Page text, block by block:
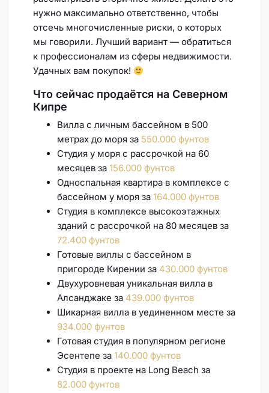
нужно максимально ответственно, чтобы
отсечь многочисленные риски, о которых
мы говорили. Лучший вариант — обратиться
к профессионалам из сферы недвижимости.
Удачных вам покупок!
Что сейчас продаётся на Северном
Кипре
Вилла с личным бассейном в 500
метрах до моря за 550.000 фунтов
Студия у моря с рассрочкой на 60
месяцев за 156.000 фунтов
Односпальная квартира в комплексе с
бассейном у моря за 164.000 фунтов
Студия в комплексе высокоэтажных
зданий с рассрочкой на 80 месяцев за
72.400 фунтов
Готовые виллы с бассейном в
пригороде Кирении за 430.000 фунтов
Двухуровневая уникальная вилла в
Алсанджаке за 439.000 фунтов
Шикарная вилла в уединенном месте за
934.000 фунтов
Готовая студия в популярном регионе
Эсентепе за 140.000 фунтов
Студия в проекте на Long Beach за
82.000 фунтов